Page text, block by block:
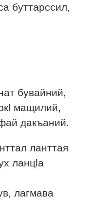
буттарссил,
бувайний,
мащилий,
дакъаний.
ланттая
ланцlа
лагмава